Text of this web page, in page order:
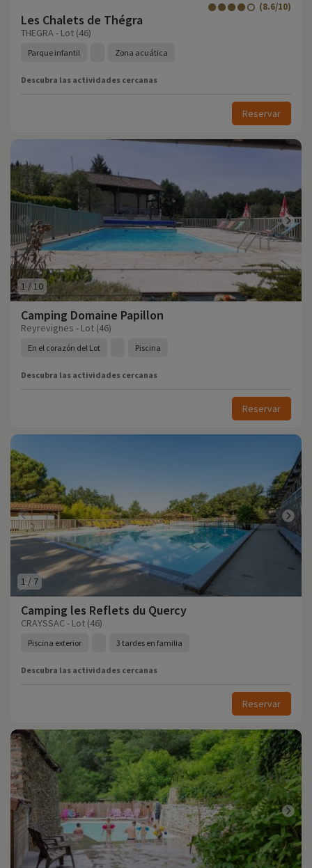
Les Chalets de Thégra
(8.6/10)
THEGRA - Lot (46)
Parque infantil Zona acuática
Descubra las actividades cercanas
Reservar
1 /10
Camping Domaine Papillon
Reyrevignes - Lot (46)
En el corazón del Lot Piscina
Descubra las actividades cercanas
Reservar
1 / 7
Camping les Reflets du Quercy
CRAYSSAC - Lot (46)
Piscina exterior 3 tardes en familia
Descubra las actividades cercanas
Reservar